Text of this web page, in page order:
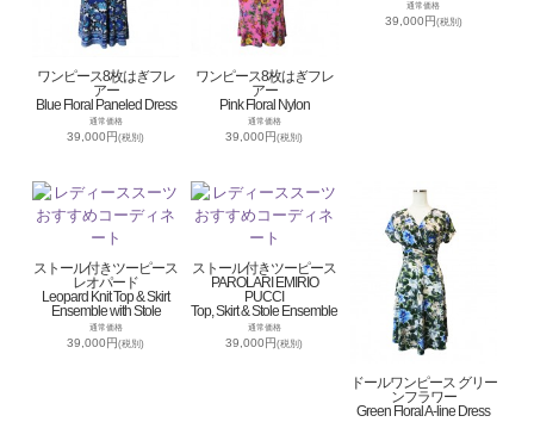
ワンピース8枚はぎフレ
アー
Blue Floral Paneled Dress
通常価格
39,000円(税別)
ワンピース8枚はぎフレ
アー
Pink Floral Nylon
通常価格
39,000円(税別)
通常価格
39,000円 (税別)
ストール付きツーピース
レオパード
Leopard Knit Top & Skirt
Ensemble with Stole
通常価格
39,000円(税別)
ストール付きツーピース
PAROLARI EMIRIO
PUCCI
Top, Skirt & Stole Ensemble
通常価格
39,000円(税別)
ドールワンピース グリー
ンフラワー
Green Floral A-line Dress